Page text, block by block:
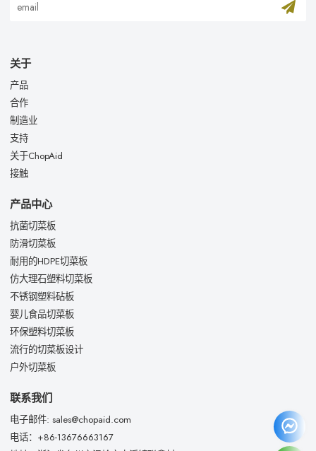
关于
产品
合作
制造业
支持
关于ChopAid
接触
产品中心
抗菌切菜板
防滑切菜板
耐用的HDPE切菜板
仿大理石塑料切菜板
不锈钢塑料砧板
婴儿食品切菜板
环保塑料切菜板
流行的切菜板设计
户外切菜板
联系我们
电子邮件: sales@chopaid.com
电话：+86-13676663167